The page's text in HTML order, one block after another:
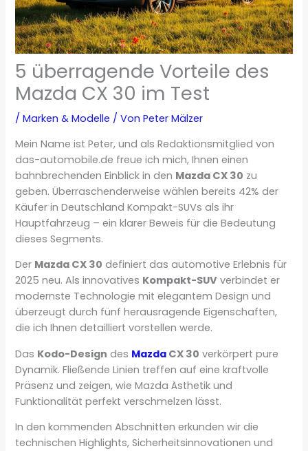
5 überragende Vorteile des
Mazda CX 30 im Test
/Marken & Modelle / VonPeter Mälzer
Mein Name ist Peter, und als Redaktionsmitglied von
das-automobile.de freue ich mich, Ihnen einen
bahnbrechenden Einblick in den Mazda CX 30 zu
geben. Überraschenderweise wählen bereits 42% der
Käufer in Deutschland Kompakt-SUVs als ihr
Hauptfahrzeug – ein klarer Beweis für die Bedeutung
dieses Segments.
Der Mazda CX 30 definiert das automotive Erlebnis für
2025 neu. Als innovatives Kompakt-SUV verbindet er
modernste Technologie mit elegantem Design und
überzeugt durch fünf herausragende Eigenschaften,
die ich Ihnen detailliert vorstellen werde.
Das Kodo-Design des Mazda CX 30 verkörpert pure
Dynamik. Fließende Linien treffen auf eine kraftvolle
Präsenz und zeigen, wie Mazda Ästhetik und
Funktionalität perfekt verschmelzen lässt.
In den kommenden Abschnitten erkunden wir die
technischen Highlights, Sicherheitsinnovationen und